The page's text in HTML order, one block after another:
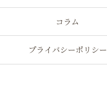
コラム
プライバシーポリシー